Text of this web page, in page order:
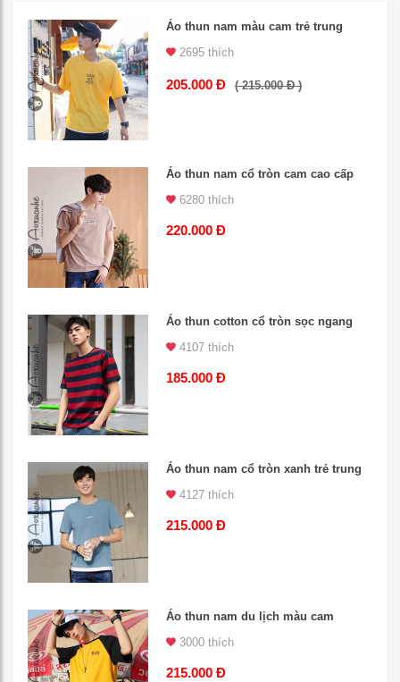
Áo thun nam màu cam trẻ trung
2695 thích
205.000 Đ ( 215.000 Đ )
Áo thun nam cổ tròn cam cao cấp
6280 thích
220.000 Đ
Áo thun cotton cổ tròn sọc ngang
4107 thích
185.000 Đ
Áo thun nam cổ tròn xanh trẻ trung
4127 thích
215.000 Đ
Áo thun nam du lịch màu cam
3000 thích
215.000 Đ